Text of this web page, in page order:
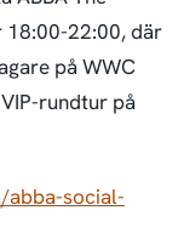
18:00-22:00, där
på WWC
rundtur på
social-